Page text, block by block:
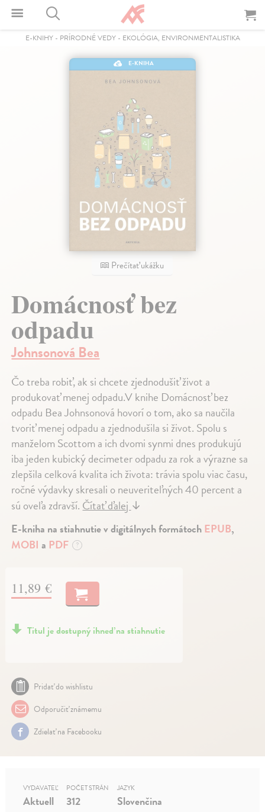
E-KNIHY- PRÍRODNÉ VEDY- EKOLÓGIA, ENVIRONMENTALISTIKA
E-KNIHA
Prečítať ukážku
Domácnosť bez
odpadu
Johnsonová Bea
Čo treba robiť, ak si chcete zjednodušiť život a
produkovať menej odpadu.V knihe Domácnosť bez
odpadu Bea Johnsonová hovorí o tom, ako sa naučila
tvoriť menej odpadu a zjednodušila si život. Spolu s
manželom Scottom a ich dvomi synmi dnes produkujú
iba jeden kubický decimeter odpadu za rok a výrazne sa
zlepšila celková kvalita ich života: trávia spolu viac času,
ročné výdavky skresali o neuveriteľných 40 percent a
sú oveľa zdravší. Čítať ďalej ↓
E-kniha na stiahnutie v digitálnych formátochEPUB,
MOBI a PDF ?
11,89 €
Titul je dostupný ihneď na stiahnutie
Pridať do wishlistu
Odporučiť známemu
Zdielať na Facebooku
VYDAVATEĽ
Aktuell
POČET STRÁN
312
JAZYK
Slovenčina